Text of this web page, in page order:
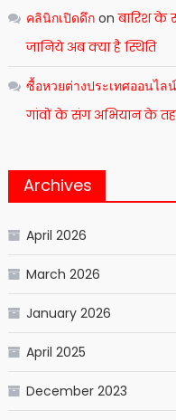
คลินิกเปิดดึกonबारिश के
जानिये अब क्या है स्थिति
ซื้อหวยต่างประเทศออนไล
गांवों के संग अभियान के
Archives
April 2026
March 2026
January 2026
April 2025
December 2023